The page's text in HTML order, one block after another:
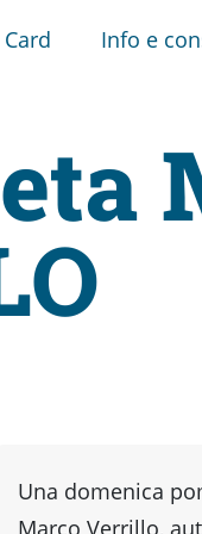
Info e
Una domenica
Marco Verrillo,